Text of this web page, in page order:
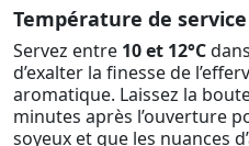
Température de
Servez entre 10 et 12°C
d’exalter la finesse de
aromatique. Laissez la
minutes après l’ouverture
soyeux et que les nuances